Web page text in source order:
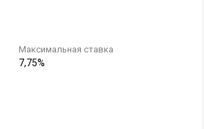
Максимальная ставка
7,75%